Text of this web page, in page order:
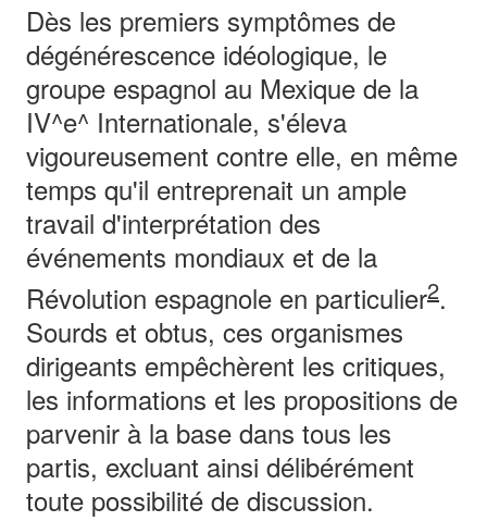
Dès les premiers symptômes de
dégénérescence idéologique, le
groupe espagnol au Mexique de la
IV^e^ Internationale, s'éleva
vigoureusement contre elle, en même
temps qu'il entreprenait un ample
travail d'interprétation des
événements mondiaux et de la
Révolution espagnole en particulier2.
Sourds et obtus, ces organismes
dirigeants empêchèrent les critiques,
les informations et les propositions de
parvenir à la base dans tous les
partis, excluant ainsi délibérément
toute possibilité de discussion.